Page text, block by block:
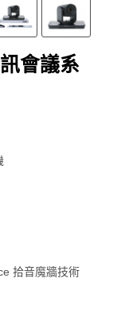
會議系
拾音魔牆技術